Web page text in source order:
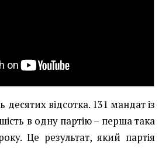
десятих відсотка. 131 мандат із
в одну партію – перша така
Це результат, який партія